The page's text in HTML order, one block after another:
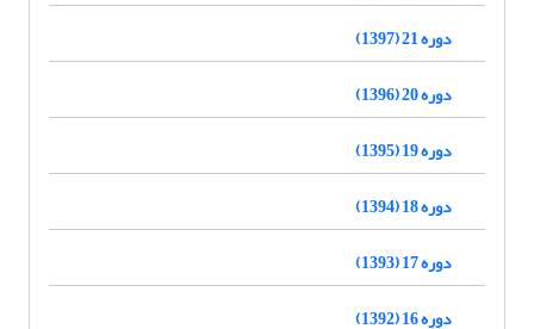
دوره 21 (1397)
دوره 20 (1396)
دوره 19 (1395)
دوره 18 (1394)
دوره 17 (1393)
دوره 16 (1392)